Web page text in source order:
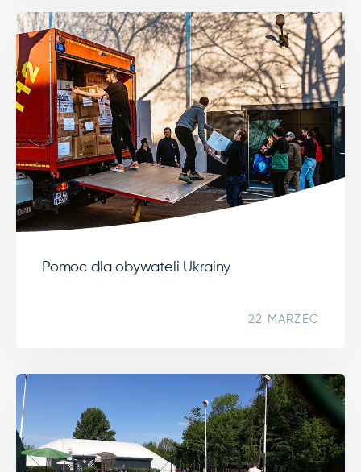
Pomoc dla obywateli Ukrainy
22 MARZEC